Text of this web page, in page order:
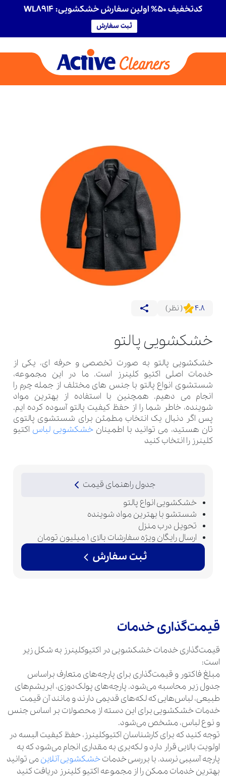
کدتخفیف 50% اولین سفارش خشکشویی: WL8914
ثبت سفارش
خشکشویی پالتو
خشکشویی پالتو به صورت تخصصی و حرفه ای، یکی از
خدمات اصلی اکتیو کلینرز است. ما در این مجموعه،
شستشوی انواع پالتو با جنس های مختلف از جمله چرم را
انجام می دهیم. همچنین با استفاده از بهترین مواد
شوینده، خاطر شما را از حفظ کیفیت پالتو آسوده کرده ایم.
پس اگر دنبال یک انتخاب مطمئن برای شستشوی پالتوی
تان هستید، می توانید با اطمینانخشکشویی لباس اکتیو
کلینرز را انتخاب کنید
4.8 ( نظر)
جدول راهنمای قیمت
خشکشویی انواع پالتو
شستشو با بهترین مواد شوینده
تحویل درب منزل
ارسال رایگان ویژه سفارشات بالای 1 میلیون تومان
ثبت سفارش
قیمت‌گذاری خدمات
قیمت‌گذاری خدمات خشکشویی در اکتیوکلینرز به شکل زیر
است:
مبلغ فاکتور و قیمت‌گذاری برای پارچه‌های متعارف براساس
جدول زیر محاسبه می‌شود. پارچه‌های پولک‌دوزی، ابریشم‌های
طبیعی، لباس‌هایی که لکه‌های قدیمی دارند و مانند آن قیمت
خدمات خشکشویی برای این دسته از محصولات بر اساس جنس
و نوع لباس، مشخص می‌شود.
توجه کنید که برای کارشناسان اکتیوکلینرز، حفظ کیفیت البسه در
اولویت بالایی قرار دارد و لکه‌بری به مقداری انجام می‌شود که به
پارچه آسیبی نرسد. با بررسی خدماتخشکشویی آنلاین می توانید
بهترین خدمات ممکن را از مجموعه اکتیو کلینرز دریافت کنید